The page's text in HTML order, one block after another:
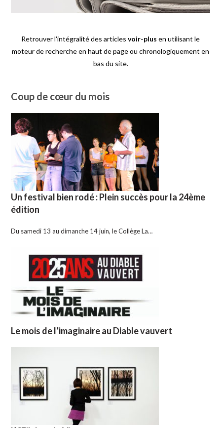
Retrouver l'intégralité des articles voir-plus en utilisant le
moteur de recherche en haut de page ou chronologiquement en
bas du site.
Coup de cœur du mois
Un festival bien rodé : Plein succès pour la 24ème
édition
Du samedi 13 au dimanche 14 juin, le Collège La…
Le mois de l’imaginaire au Diable vauvert